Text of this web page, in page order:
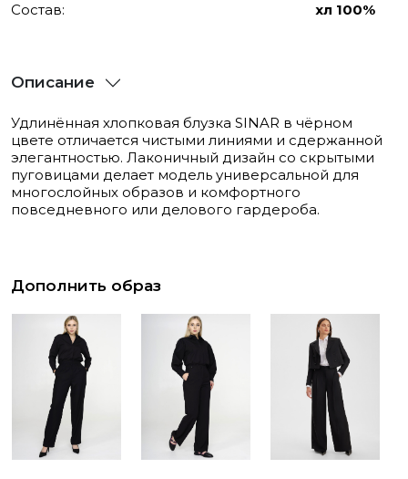
Состав:
хл 100%
Описание
Удлинённая хлопковая блузка SINAR в чёрном
цвете отличается чистыми линиями и сдержанной
элегантностью. Лаконичный дизайн со скрытыми
пуговицами делает модель универсальной для
многослойных образов и комфортного
повседневного или делового гардероба.
Дополнить образ